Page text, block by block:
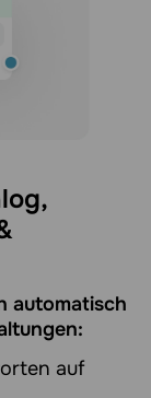
automatisch
auf